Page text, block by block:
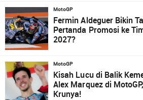
MotoGP
Fermin Aldeguer Bikin
Pertanda Promosi ke
2027?
MotoGP
Kisah Lucu di Balik
Alex Marquez di
Krunya!